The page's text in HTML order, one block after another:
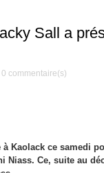
Sall a
0 commentaire(s)
Kaolack ce samedi
Niass. Ce, suite au